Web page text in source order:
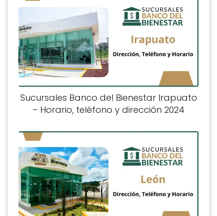
Sucursales Banco del Bienestar Irapuato
– Horario, teléfono y dirección 2024